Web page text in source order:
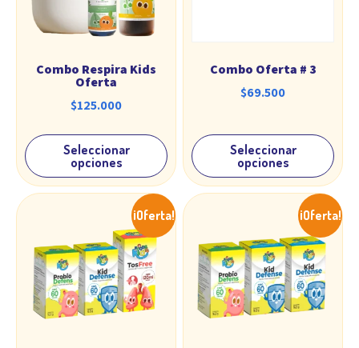
Combo Respira Kids
Oferta
$125.000
Seleccionar
opciones
Combo Oferta # 3
$69.500
Seleccionar
opciones
¡Oferta! ¡Oferta!